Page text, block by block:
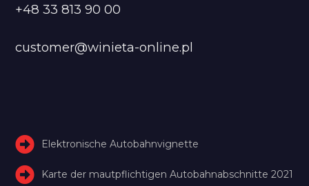
+48 33 813 90 00
customer@winieta-online.pl
Elektronische Autobahnvignette
Karte der mautpflichtigen Autobahnabschnitte 2021